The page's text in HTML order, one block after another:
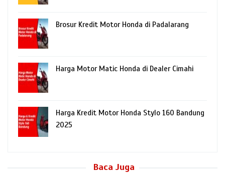
Brosur Kredit Motor Honda di Padalarang
Harga Motor Matic Honda di Dealer Cimahi
Harga Kredit Motor Honda Stylo 160 Bandung
2025
Baca Juga